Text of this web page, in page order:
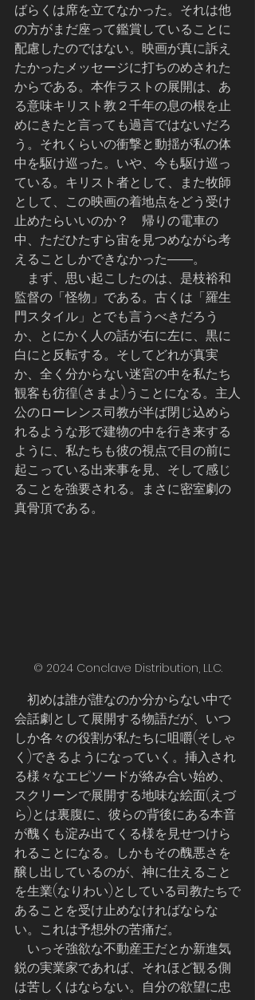
ばらくは席を立てなかった。それは他
の方がまだ座って鑑賞していることに
配慮したのではない。映画が真に訴え
たかったメッセージに打ちのめされた
からである。本作ラストの展開は、あ
る意味キリスト教２千年の息の根を止
めにきたと言っても過言ではないだろ
う。それくらいの衝撃と動揺が私の体
中を駆け巡った。いや、今も駆け巡っ
ている。キリスト者として、また牧師
として、この映画の着地点をどう受け
止めたらいいのか？　帰りの電車の
中、ただひたすら宙を見つめながら考
えることしかできなかった――。
まず、思い起こしたのは、是枝裕和
監督の「怪物」である。古くは「羅生
門スタイル」とでも言うべきだろう
か、とにかく人の話が右に左に、黒に
白にと反転する。そしてどれが真実
か、全く分からない迷宮の中を私たち
観客も彷徨(さまよ)うことになる。主人
公のローレンス司教が半ば閉じ込めら
れるような形で建物の中を行き来する
ように、私たちも彼の視点で目の前に
起こっている出来事を見、そして感じ
ることを強要される。まさに密室劇の
真骨頂である。
© 2024 Conclave Distribution, LLC.
会話劇として展開する物語だが、いつ
しか各々の役割が私たちに咀嚼(そしゃ
く)できるようになっていく。挿入され
る様々なエピソードが絡み合い始め、
スクリーンで展開する地味な絵面(えづ
ら)とは裏腹に、彼らの背後にある本音
が醜くも淀み出てくる様を見せつけら
れることになる。しかもその醜悪さを
醸し出しているのが、神に仕えること
を生業(なりわい)としている司教たちで
あることを受け止めなければならな
い。これは予想外の苦痛だ。
鋭の実業家であれば、それほど観る側
は苦しくはならない。自分の欲望に忠